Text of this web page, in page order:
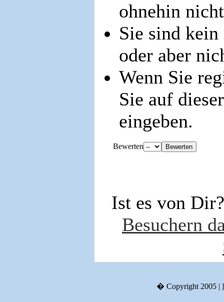
ohnehin
Sie sind
oder aber
Wenn Sie
Sie auf
eingeben.
Bewerten
Ist es von
Besuchern
� Copyright 2005 |